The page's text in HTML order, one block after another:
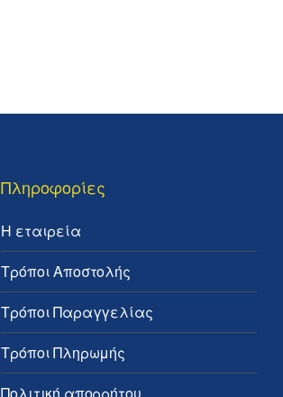
Πληροφορίες
Η εταιρεία
Τρόποι Αποστολής
Τρόποι Παραγγελίας
Τρόποι Πληρωμής